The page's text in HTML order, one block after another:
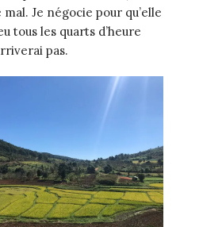
Je négocie pour qu’elle
tous les quarts d’heure
pas.